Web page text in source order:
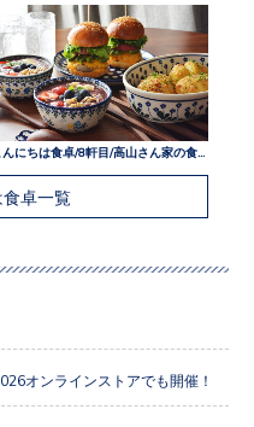
食卓一覧
オンラインストアでも開催！